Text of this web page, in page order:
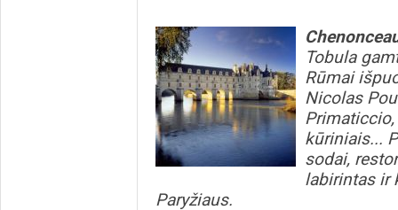
Tobula
Rūmai
Nicolas
kūriniais...
sodai,
labirintas ir
Paryžiaus.